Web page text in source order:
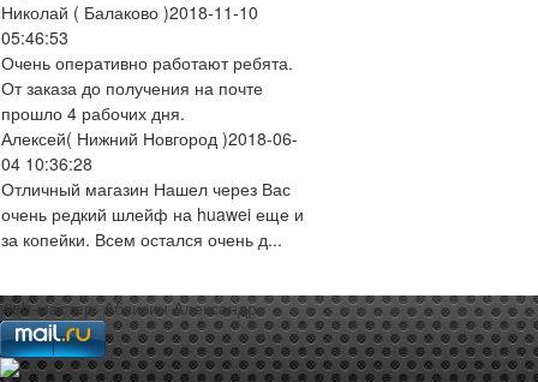
Николай ( Балаково )2018-11-10
05:46:53
Очень оперативно работают ребята.
От заказа до получения на почте
прошло 4 рабочих дня.
Алексей( Нижний Новгород )2018-06-
04 10:36:28
Отличный магазин Нашел через Вас
очень редкий шлейф на huawei еще и
за копейки. Всем остался очень д...
web-мастер:Аблизин Александр